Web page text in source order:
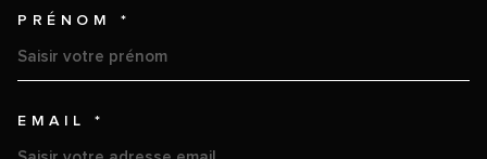
PRÉNOM *
EMAIL *